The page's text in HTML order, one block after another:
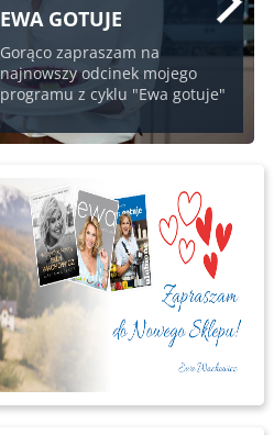
EWA GOTUJE
Gorąco zapraszam na
najnowszy odcinek mojego
programu z cyklu "Ewa gotuje"